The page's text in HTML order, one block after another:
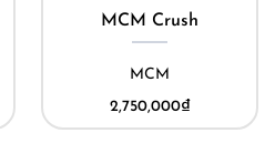
MCM Crush
MCM
2,750,000₫